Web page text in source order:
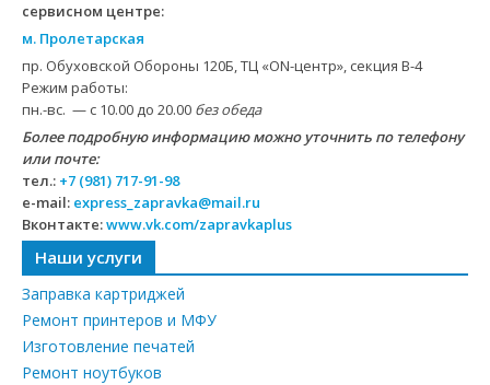
сервисном центре:
м. Пролетарская
пр. Обуховской Обороны 120Б, ТЦ «ON-центр», секция B-4
Режим работы:
пн.-вс. — с 10.00 до 20.00 без обеда
Более подробную информацию можно уточнить по телефону
или почте:
тел.: +7 (981) 717-91-98
e-mail: express_zapravka@mail.ru
Вконтакте:www.vk.com/zapravkaplus
Наши услуги
Заправка картриджей
Ремонт принтеров и МФУ
Изготовление печатей
Ремонт ноутбуков